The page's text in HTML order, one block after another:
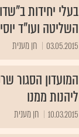
בעלי יחידות
השליטה ועו"ד
03.05.2015 חן מענית
המועדון הסגור
ליהנות ממנו
10.03.2015 חן מענית